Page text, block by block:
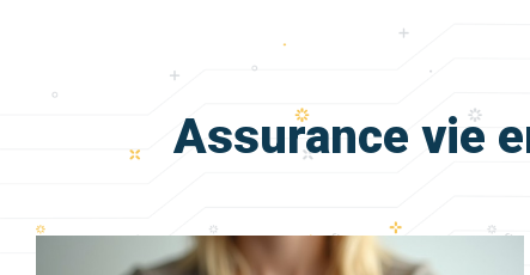
Assurance vie